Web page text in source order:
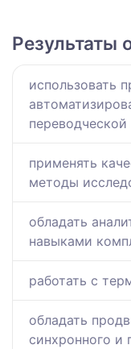
Результаты
использовать
применять
методы
обладать
навыками
работать с
обладать
синхронного и